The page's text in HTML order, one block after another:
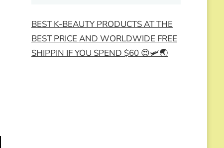
BEST K-BEAUTY PRODUCTS AT THE
BEST PRICE AND WORLDWIDE FREE
SHIPPIN IF YOU SPEND $60 😍🛩️🌏